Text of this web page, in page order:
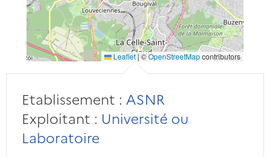
Leaflet|©OpenStreetMapcontributors
Etablissement : ASNR
Exploitant : Université ou
Laboratoire